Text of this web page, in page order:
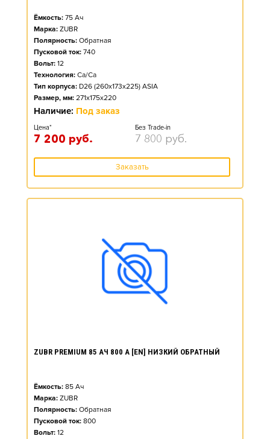
Ёмкость: 75 Ач
Марка: ZUBR
Полярность: Обратная
Пусковой ток: 740
Вольт: 12
Технология: Ca/Ca
Тип корпуса: D26 (260x173x225) ASIA
Размер, мм: 271x175x220
Наличие: Под заказ
Цена*
7 200 руб.
Без Trade-in
7 800 руб.
Заказать
ZUBR PREMIUM 85 АЧ 800 А [EN] НИЗКИЙ ОБРАТНЫЙ
Ёмкость: 85 Ач
Марка: ZUBR
Полярность: Обратная
Пусковой ток: 800
Вольт: 12